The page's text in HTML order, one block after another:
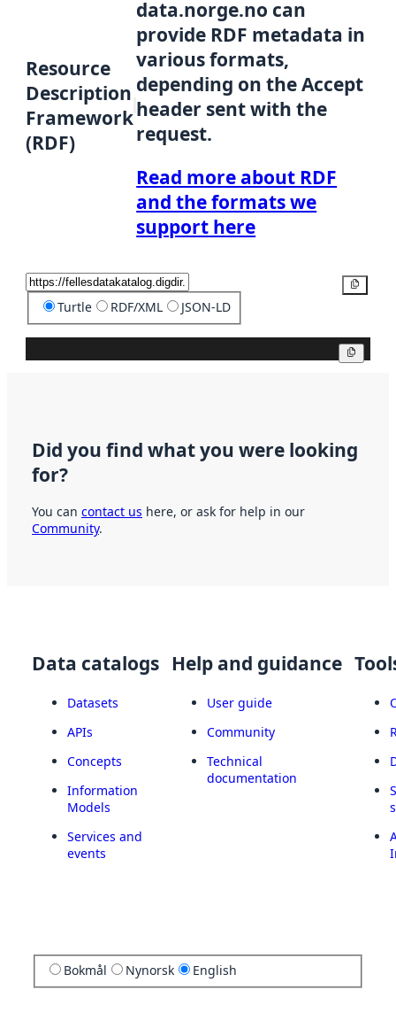
Resource
Description
Framework
(RDF)
data.norge.no can
provide RDF metadata in
various formats,
depending on the Accept
header sent with the
request.
Read more about RDF
and the formats we
support here
Turtle RDF/XML JSON-LD
Did you find what you were looking
for?
You can contact us here, or ask for help in our
Community.
Data catalogs
Datasets
APIs
Concepts
Information
Models
Services and
events
Help and guidance
User guide
Community
Technical
documentation
Bokmål Nynorsk English